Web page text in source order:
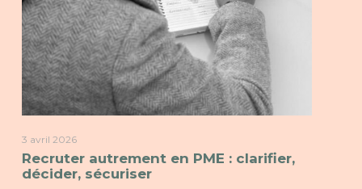
3 avril 2026
Recruter autrement en PME : clarifier,
décider, sécuriser